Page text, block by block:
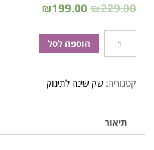
₪229.00
₪199.00
כמות
של
שינה
לתינוק
NUVITA
הוספה לסל
קטגוריה: שק שינה לתינוק
תיאור